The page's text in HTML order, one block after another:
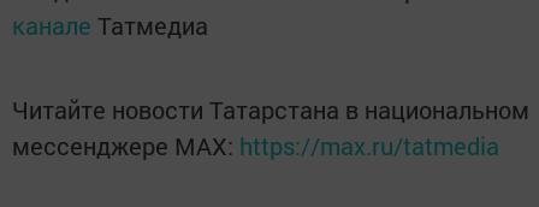
канале Татмедиа
Читайте новости Татарстана в национальном
мессенджере MАХ: https://max.ru/tatmedia